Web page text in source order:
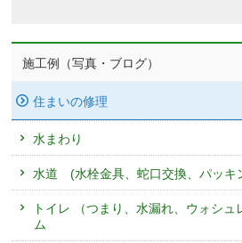
施工例（写真・ブログ）
住まいの修理
水まわり
水道 (水栓金具、蛇口交換、パッキ
トイレ （つまり、水漏れ、ウォシ
ム